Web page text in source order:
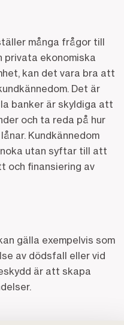
många frågor till
privata ekonomiska
kan det vara bra att
Det är
banker är skyldiga att
och ta reda på hur
Kundkännedom
utan syftar till att
och finansiering av
gälla exempelvis som
av dödsfall eller vid
är att skapa